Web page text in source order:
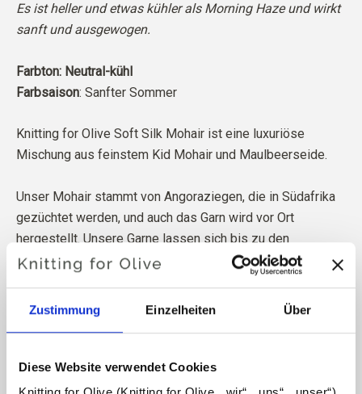
Zustimmung Einzelheiten Über
Diese Website verwendet Cookies
Es ist heller und etwas kühler als Morning Haze und wirkt
sanft und ausgewogen.
Farbton: Neutral-kühl
Farbsaison: Sanfter Sommer
Knitting for Olive Soft Silk Mohair ist eine luxuriöse
Mischung aus feinstem Kid Mohair und Maulbeerseide.
Unser Mohair stammt von Angoraziegen, die in Südafrika
gezüchtet werden, und auch das Garn wird vor Ort
hergestellt. Unsere Garne lassen sich bis zu den
einzelnen Farmen zurückverfolgen, was bedeutet, dass
wir genau wissen, von welchen Farmen, Bauern und
dem Responsible Mohair Standard (RMS) zertifiziert, der
von Control Union vergeben wird,
CU 1276494.